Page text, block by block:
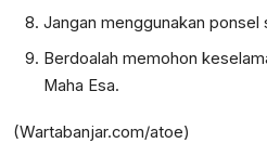
Jangan menggunakan ponsel
Berdoalah memohon
Maha Esa.
(Wartabanjar.com/atoe)